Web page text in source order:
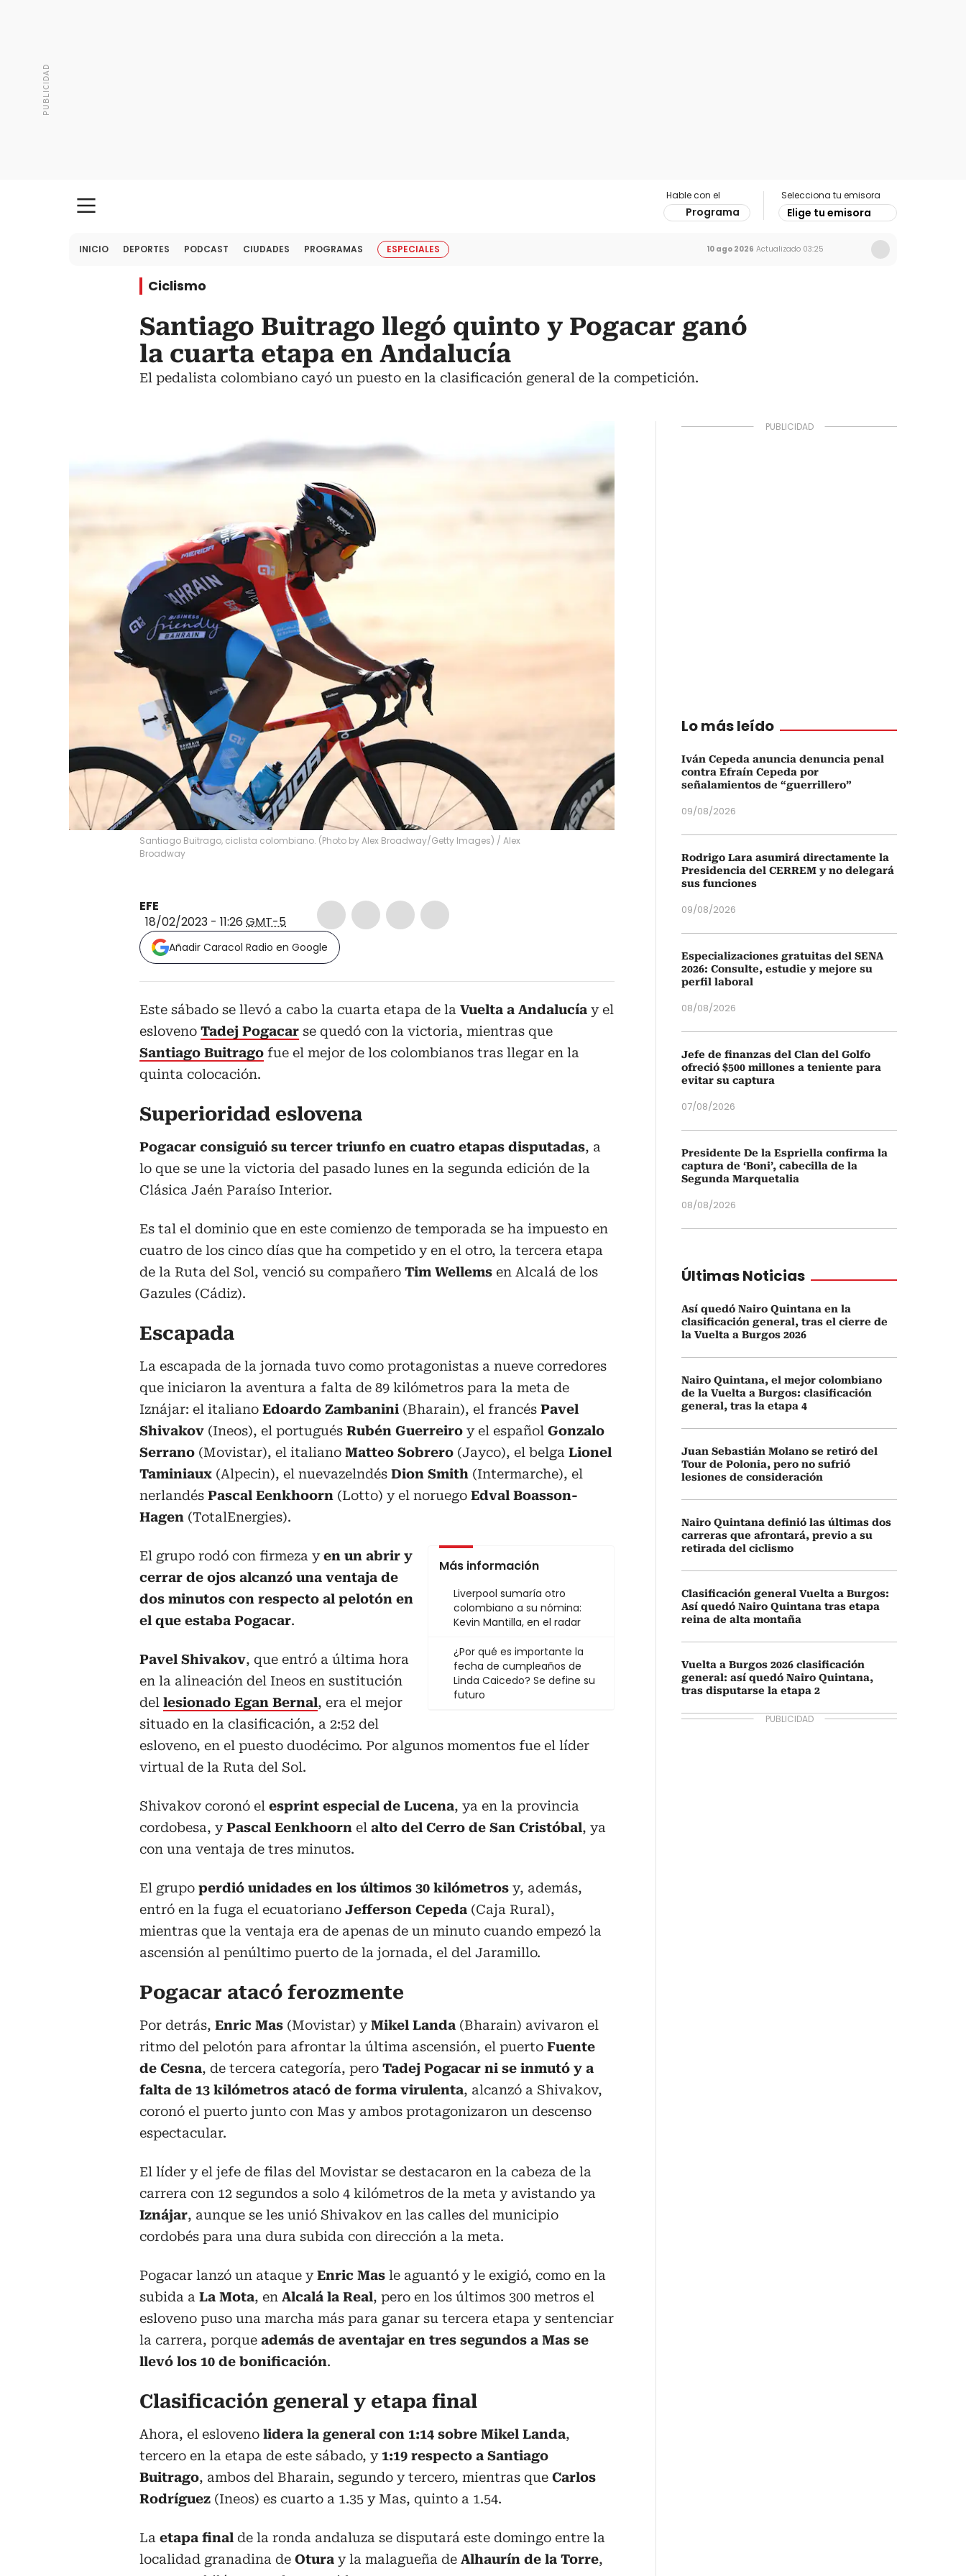
Hable con el
Programa
Selecciona tu emisora
Elige tu emisora
INICIO DEPORTES PODCAST CIUDADES PROGRAMAS ESPECIALES 10 ago 2026 Actualizado 03:25
Ciclismo
Santiago Buitrago llegó quinto y Pogacar ganó
la cuarta etapa en Andalucía
El pedalista colombiano cayó un puesto en la clasificación general de la competición.
Santiago Buitrago, ciclista colombiano. (Photo by Alex Broadway/Getty Images) / Alex
Broadway
EFE
18/02/2023 - 11:26 GMT-5
Añadir Caracol Radio en Google
Este sábado se llevó a cabo la cuarta etapa de la Vuelta a Andalucía y el
esloveno Tadej Pogacar se quedó con la victoria, mientras que
Santiago Buitrago fue el mejor de los colombianos tras llegar en la
quinta colocación.
Superioridad eslovena
Pogacar consiguió su tercer triunfo en cuatro etapas disputadas, a
lo que se une la victoria del pasado lunes en la segunda edición de la
Clásica Jaén Paraíso Interior.
Es tal el dominio que en este comienzo de temporada se ha impuesto en
cuatro de los cinco días que ha competido y en el otro, la tercera etapa
de la Ruta del Sol, venció su compañero Tim Wellems en Alcalá de los
Gazules (Cádiz).
Escapada
La escapada de la jornada tuvo como protagonistas a nueve corredores
que iniciaron la aventura a falta de 89 kilómetros para la meta de
Iznájar: el italiano Edoardo Zambanini (Bharain), el francés Pavel
Shivakov (Ineos), el portugués Rubén Guerreiro y el español Gonzalo
Serrano (Movistar), el italiano Matteo Sobrero (Jayco), el belga Lionel
Taminiaux (Alpecin), el nuevazelndés Dion Smith (Intermarche), el
nerlandés Pascal Eenkhoorn (Lotto) y el noruego Edval Boasson-
Hagen (TotalEnergies).
Más información
Liverpool sumaría otro
colombiano a su nómina:
Kevin Mantilla, en el radar
¿Por qué es importante la
fecha de cumpleaños de
Linda Caicedo? Se define su
futuro
El grupo rodó con firmeza yen un abrir y
cerrar de ojos alcanzó una ventaja de
dos minutos con respecto al pelotón en
el que estaba Pogacar.
Pavel Shivakov, que entró a última hora
en la alineación del Ineos en sustitución
del lesionado Egan Bernal, era el mejor
situado en la clasificación, a 2:52 del
esloveno, en el puesto duodécimo. Por algunos momentos fue el líder
virtual de la Ruta del Sol.
Shivakov coronó el esprint especial de Lucena, ya en la provincia
cordobesa, yPascal Eenkhoorn el alto del Cerro de San Cristóbal, ya
con una ventaja de tres minutos.
El grupo perdió unidades en los últimos 30 kilómetros y, además,
entró en la fuga el ecuatoriano Jefferson Cepeda (Caja Rural),
mientras que la ventaja era de apenas de un minuto cuando empezó la
ascensión al penúltimo puerto de la jornada, el del Jaramillo.
Pogacar atacó ferozmente
Por detrás, Enric Mas (Movistar) yMikel Landa (Bharain) avivaron el
ritmo del pelotón para afrontar la última ascensión, el puerto Fuente
de Cesna, de tercera categoría, pero Tadej Pogacar ni se inmutó y a
falta de 13 kilómetros atacó de forma virulenta, alcanzó a Shivakov,
coronó el puerto junto con Mas y ambos protagonizaron un descenso
espectacular.
El líder y el jefe de filas del Movistar se destacaron en la cabeza de la
carrera con 12 segundos a solo 4 kilómetros de la meta y avistando ya
Iznájar, aunque se les unió Shivakov en las calles del municipio
cordobés para una dura subida con dirección a la meta.
Pogacar lanzó un ataque yEnric Mas le aguantó y le exigió, como en la
subida a La Mota, en Alcalá la Real, pero en los últimos 300 metros el
esloveno puso una marcha más para ganar su tercera etapa y sentenciar
la carrera, porque además de aventajar en tres segundos a Mas se
llevó los 10 de bonificación.
Clasificación general y etapa final
Ahora, el esloveno lidera la general con 1:14 sobre Mikel Landa,
tercero en la etapa de este sábado, y1:19 respecto a Santiago
Buitrago, ambos del Bharain, segundo y tercero, mientras que Carlos
Rodríguez (Ineos) es cuarto a 1.35 y Mas, quinto a 1.54.
La etapa final de la ronda andaluza se disputará este domingo entre la
localidad granadina de Otura y la malagueña de Alhaurín de la Torre,
Lo más leído
Iván Cepeda anuncia denuncia penal
contra Efraín Cepeda por
señalamientos de “guerrillero”
09/08/2026
Rodrigo Lara asumirá directamente la
Presidencia del CERREM y no delegará
sus funciones
09/08/2026
Especializaciones gratuitas del SENA
2026: Consulte, estudie y mejore su
perfil laboral
08/08/2026
Jefe de finanzas del Clan del Golfo
ofreció $500 millones a teniente para
evitar su captura
07/08/2026
Presidente De la Espriella confirma la
captura de ‘Boni’, cabecilla de la
Segunda Marquetalia
08/08/2026
Últimas Noticias
Así quedó Nairo Quintana en la
clasificación general, tras el cierre de
la Vuelta a Burgos 2026
Nairo Quintana, el mejor colombiano
de la Vuelta a Burgos: clasificación
general, tras la etapa 4
Juan Sebastián Molano se retiró del
Tour de Polonia, pero no sufrió
lesiones de consideración
Nairo Quintana definió las últimas dos
carreras que afrontará, previo a su
retirada del ciclismo
Clasificación general Vuelta a Burgos:
Así quedó Nairo Quintana tras etapa
reina de alta montaña
Vuelta a Burgos 2026 clasificación
general: así quedó Nairo Quintana,
tras disputarse la etapa 2